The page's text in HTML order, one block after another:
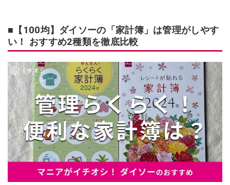
■【100均】ダイソーの「家計簿」は管理がしやす
い！ おすすめ2種類を徹底比較